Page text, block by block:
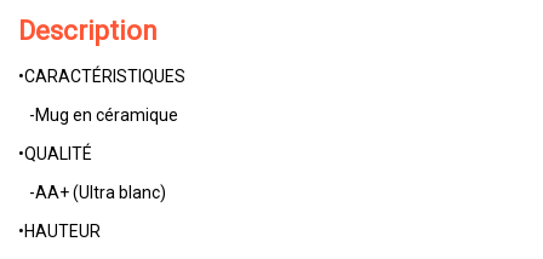
Description
•CARACTÉRISTIQUES
-Mug en céramique
•QUALITÉ
-AA+ (Ultra blanc)
•HAUTEUR